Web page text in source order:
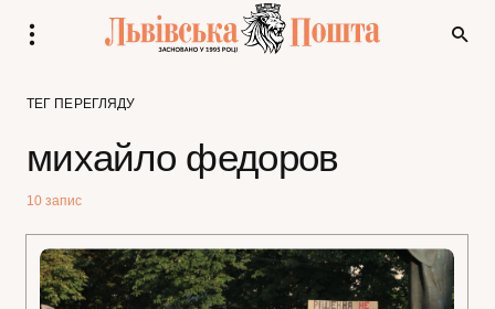
ТЕГ ПЕРЕГЛЯДУ
михайло федоров
10 запис